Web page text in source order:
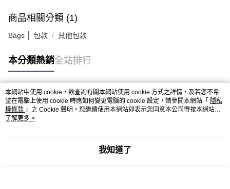
商品相關分類 (1)
Bags │ 包款 其他包款
本分類熱銷全站排行
熱門標籤
本網站中使用 cookie，欲查詢有關本網站使用 cookie 方式之詳情，及若您不希
望在電腦上使用 cookie 時應如何變更電腦的 cookie 設定，請參閱本網站「 隱私
權條款 」之 Cookie 聲明。您繼續使用本網站即表示您同意本公司得按本網站使
用條款之 Cookie 聲明使用 cookie。
了解更多 >
我知道了